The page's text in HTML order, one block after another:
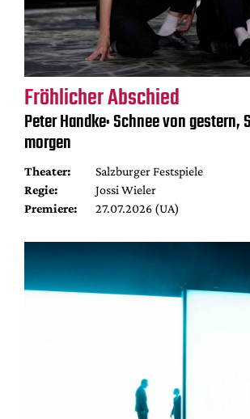
Fröhlicher Abschied
Peter Handke: Schnee von gestern,
morgen
Theater:
Salzburger Festspiele
Regie:
Jossi Wieler
Premiere:
27.07.2026 (UA)